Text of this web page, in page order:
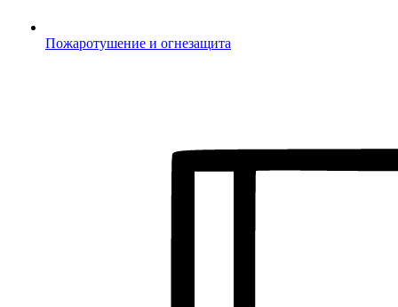
Пожаротушение и огнезащита